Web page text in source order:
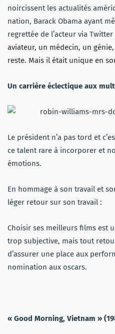
noircissent les actualités
nation, Barack Obama ayant
regrettée de l’acteur via Twitter
aviateur, un médecin, un
reste. Mais il était unique en
Un carrière éclectique aux
Le président n’a pas tord et
ce talent rare à incorporer et
émotions.
En hommage à son travail et
léger retour sur son travail :
Choisir ses meilleurs films est
trop subjective, mais tout
d’assurer une place aux
nomination aux oscars.
« Good Morning, Vietnam »